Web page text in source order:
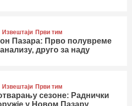
Извештаји Први тим
Пазара: Прво полувреме
друго за наду
Извештаји Први тим
сезоне: Раднички
у Новом Пазару